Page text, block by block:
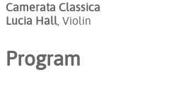
Camerata Classica
Lucia Hall, Violin
Program